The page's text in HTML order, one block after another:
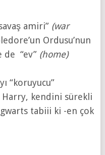
amiri” (war
Ordusu’nun
de “ev” (home)
“koruyucu”
Harry, kendini sürekli
tabiii ki -en çok